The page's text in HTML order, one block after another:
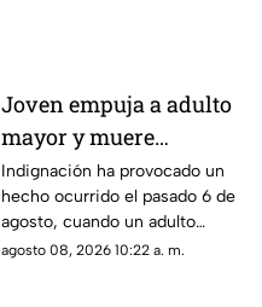
Joven empuja a adulto
mayor y muere
atropellado por tráiler
Indignación ha provocado un
hecho ocurrido el pasado 6 de
agosto, cuando un adulto
mayor murió atropellado por
agosto 08, 2026 10:22 a. m.